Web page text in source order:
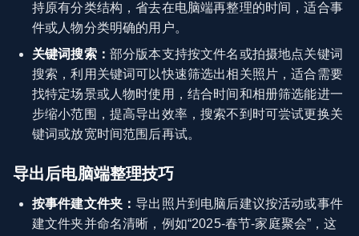
持原有分类结构，省去在电脑端再整理的时间，适合事
件或人物分类明确的用户。
关键词搜索： 部分版本支持按文件名或拍摄地点关键词
搜索，利用关键词可以快速筛选出相关照片，适合需要
找特定场景或人物时使用，结合时间和相册筛选能进一
步缩小范围，提高导出效率，搜索不到时可尝试更换关
键词或放宽时间范围后再试。
导出后电脑端整理技巧
按事件建文件夹：导出照片到电脑后建议按活动或事件
建文件夹并命名清晰，例如“2025-春节-家庭聚会”，这